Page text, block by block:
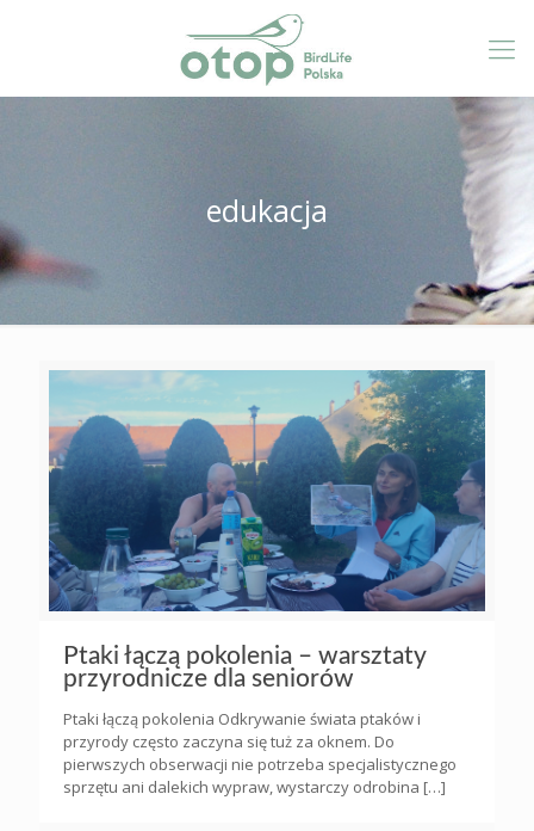
edukacja
Ptaki łączą pokolenia – warsztaty
przyrodnicze dla seniorów
Ptaki łączą pokolenia Odkrywanie świata ptaków i
przyrody często zaczyna się tuż za oknem. Do
pierwszych obserwacji nie potrzeba specjalistycznego
sprzętu ani dalekich wypraw, wystarczy odrobina […]